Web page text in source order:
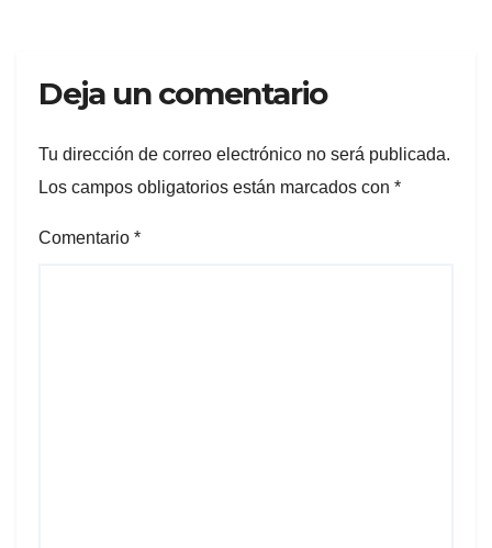
Deja un comentario
Tu dirección de correo electrónico no será publicada.
Los campos obligatorios están marcados con *
Comentario *